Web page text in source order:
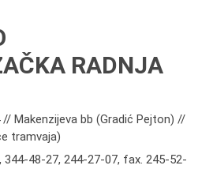
RADNJA
// Makenzijeva bb (Gradić Pejton) //
tramvaja)
, 344-48-27, 244-27-07, fax. 245-52-